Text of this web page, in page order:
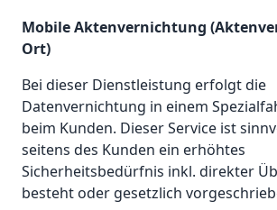
Mobile Aktenvernichtung
Ort)
Bei dieser Dienstleistung erfolgt die
Datenvernichtung in einem
beim Kunden. Dieser Service ist
seitens des Kunden ein erhöhtes
Sicherheitsbedürfnis inkl. direkter
besteht oder gesetzlich